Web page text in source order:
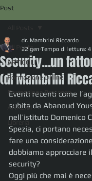
Post
All Posts
ARTICOLI
Formazione Online
Formazione Presenza
ANALISI
Libreria
Security…un
(di Mambrini
dr. Mambrini Riccardo
22 gen Tempo di lettura:
Eventi recenti come
subita da Abanoud
nell’istituto Domenico
Spezia, ci portano
fare una
dobbiamo approcciare
security?
Oggi più che mai è